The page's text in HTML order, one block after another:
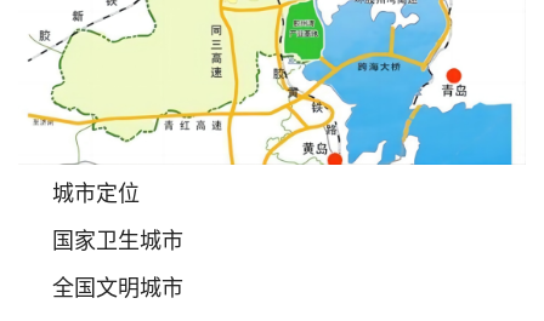
城市定位
国家卫生城市
全国文明城市